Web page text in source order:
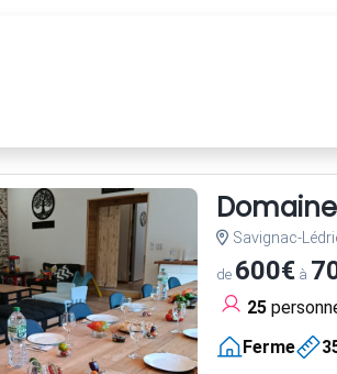
Savignac-
de 600€à
25
Ferme